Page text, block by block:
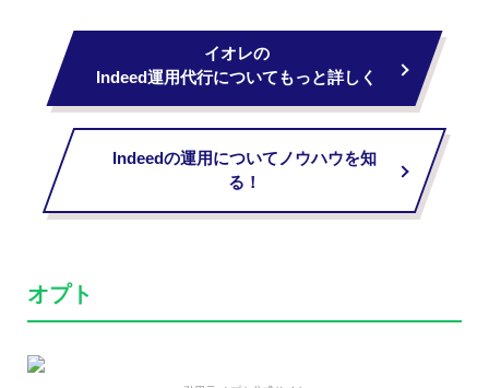
イオレの
Indeed運用代行についてもっと詳しく
Indeedの運用についてノウハウを知
る！
オプト